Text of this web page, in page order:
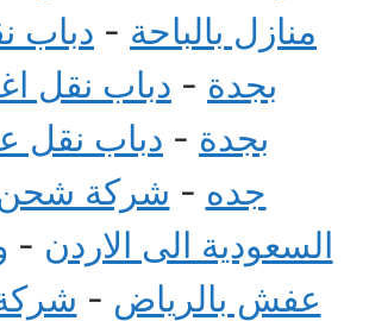
منازل بالباحة - دباب
بجدة - دباب نقل
بجدة - دباب نقل
جده - شركة
السعودية الى الاردن -
عفش بالرياض -